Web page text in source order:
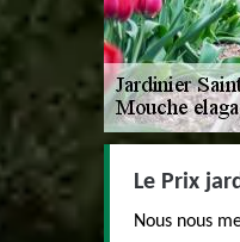
Le Prix
Nous nous